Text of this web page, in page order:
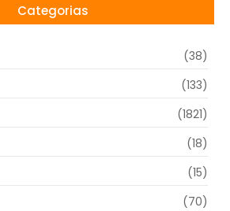
Categorias
(38)
(133)
(1821)
(18)
(15)
(70)